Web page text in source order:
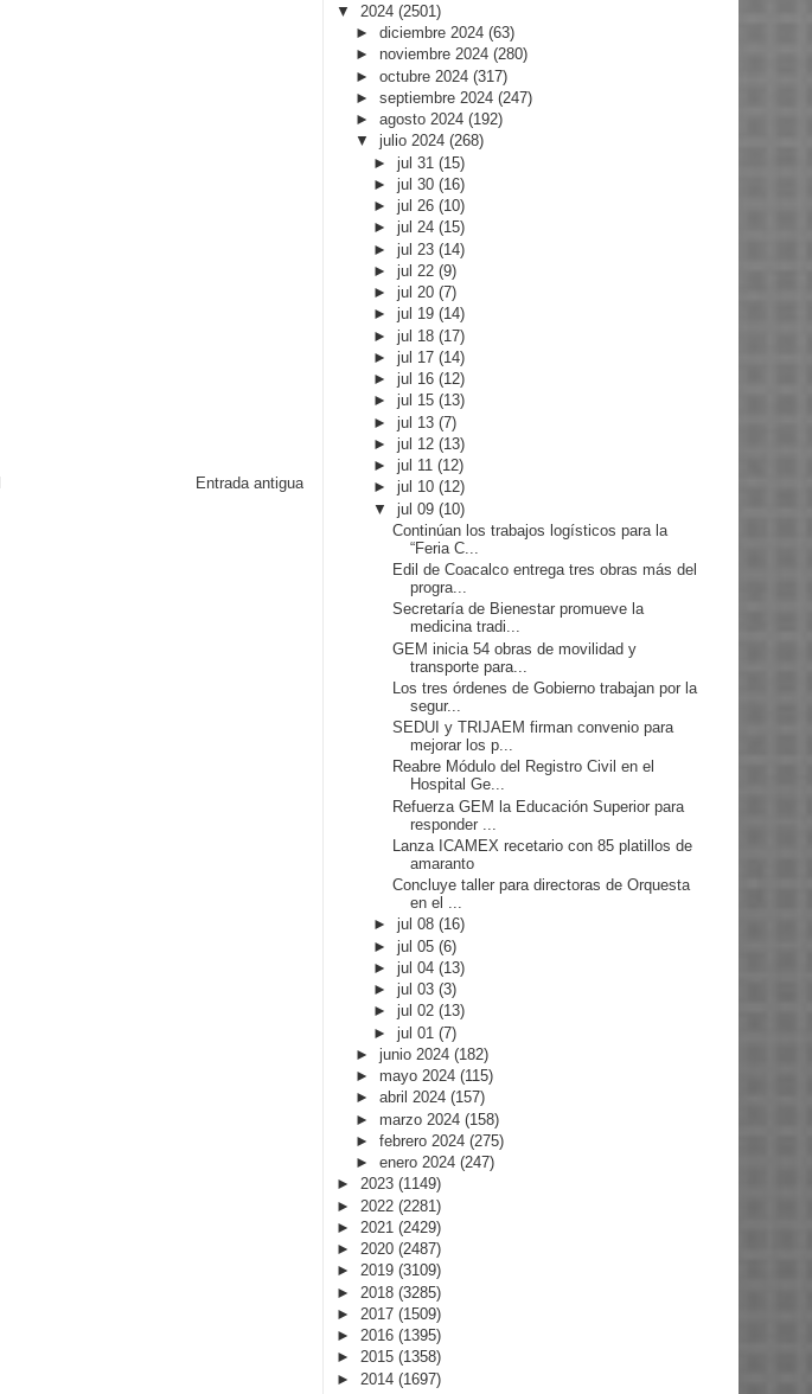
Entrada antigua
▼ 2024 (2501)
► diciembre 2024 (63)
► noviembre 2024 (280)
► octubre 2024 (317)
► septiembre 2024 (247)
► agosto 2024 (192)
▼ julio 2024 (268)
►jul 31(15)
►jul 30(16)
►jul 26(10)
►jul 24(15)
►jul 23(14)
►jul 22(9)
►jul 20(7)
►jul 19(14)
►jul 18(17)
►jul 17(14)
►jul 16(12)
►jul 15(13)
►jul 13(7)
►jul 12(13)
►jul 11(12)
►jul 10(12)
▼jul 09(10)
Continúan los trabajos logísticos para la
“Feria C...
Edil de Coacalco entrega tres obras más del
progra...
Secretaría de Bienestar promueve la
medicina tradi...
GEM inicia 54 obras de movilidad y
transporte para...
Los tres órdenes de Gobierno trabajan por la
segur...
SEDUI y TRIJAEM firman convenio para
mejorar los p...
Reabre Módulo del Registro Civil en el
Hospital Ge...
Refuerza GEM la Educación Superior para
responder ...
Lanza ICAMEX recetario con 85 platillos de
amaranto
Concluye taller para directoras de Orquesta
en el ...
►jul 08(16)
►jul 05(6)
►jul 04(13)
►jul 03(3)
►jul 02(13)
►jul 01(7)
► junio 2024 (182)
► mayo 2024 (115)
► abril 2024 (157)
► marzo 2024 (158)
► febrero 2024 (275)
► enero 2024 (247)
► 2023 (1149)
► 2022 (2281)
► 2021 (2429)
► 2020 (2487)
► 2019 (3109)
► 2018 (3285)
► 2017 (1509)
► 2016 (1395)
► 2015 (1358)
► 2014 (1697)